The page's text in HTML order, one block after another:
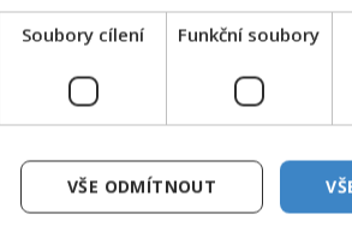
vám stačí pouze
Soubory cílení Funkční soubory
VŠE ODMÍTNOUT